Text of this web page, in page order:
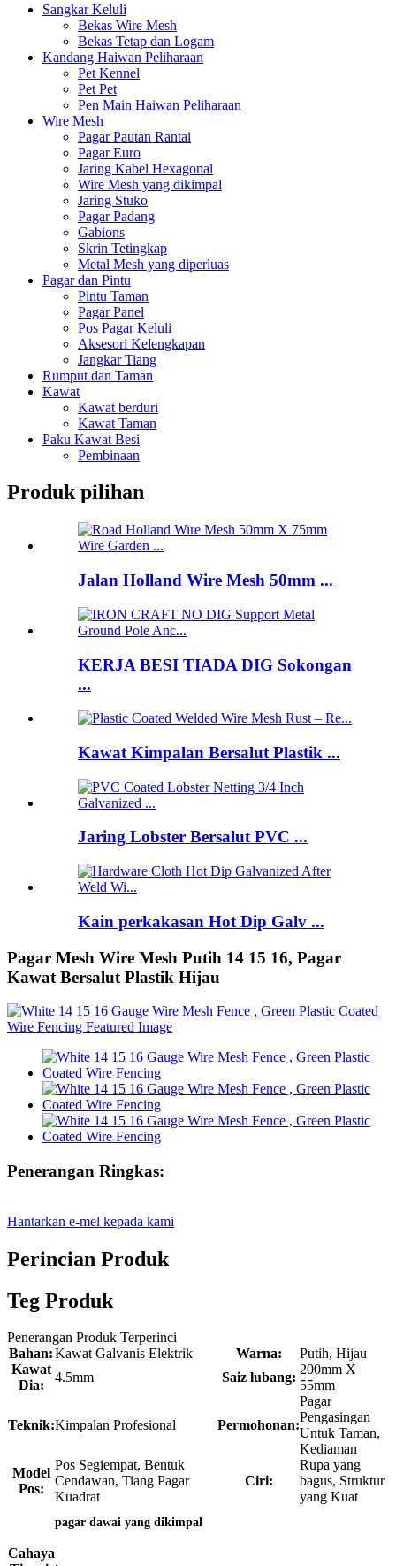
Sangkar Keluli
Bekas Wire Mesh
Bekas Tetap dan Logam
Kandang Haiwan Peliharaan
Pet Kennel
Pet Pet
Pen Main Haiwan Peliharaan
Wire Mesh
Pagar Pautan Rantai
Pagar Euro
Jaring Kabel Hexagonal
Wire Mesh yang dikimpal
Jaring Stuko
Pagar Padang
Gabions
Skrin Tetingkap
Metal Mesh yang diperluas
Pagar dan Pintu
Pintu Taman
Pagar Panel
Pos Pagar Keluli
Aksesori Kelengkapan
Jangkar Tiang
Rumput dan Taman
Kawat
Kawat berduri
Kawat Taman
Paku Kawat Besi
Pembinaan
Produk pilihan
Jalan Holland Wire Mesh 50mm ...
KERJA BESI TIADA DIG Sokongan
...
Kawat Kimpalan Bersalut Plastik ...
Jaring Lobster Bersalut PVC ...
Kain perkakasan Hot Dip Galv ...
Pagar Mesh Wire Mesh Putih 14 15 16, Pagar
Kawat Bersalut Plastik Hijau
Penerangan Ringkas:
Hantarkan e-mel kepada kami
Perincian Produk
Teg Produk
Penerangan Produk Terperinci
Bahan:Kawat Galvanis Elektrik Warna:
Putih, Hijau
Kawat
Dia:
4.5mm Saiz lubang:
200mm X
55mm
Teknik:Kimpalan Profesional Permohonan:
Pagar
Pengasingan
Untuk Taman,
Kediaman
Model
Pos:
Pos Segiempat, Bentuk
Cendawan, Tiang Pagar
Kuadrat
Ciri:
Rupa yang
bagus, Struktur
yang Kuat
Cahaya
pagar dawai yang dikimpal
,